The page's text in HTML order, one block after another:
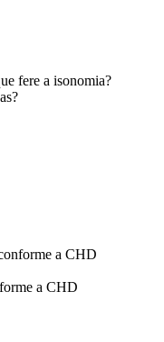
fere a isonomia?
a CHD
a CHD